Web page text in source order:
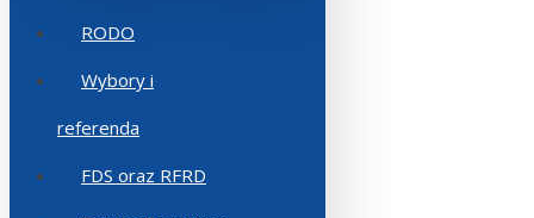
RODO
Wybory i
referenda
FDS oraz RFRD